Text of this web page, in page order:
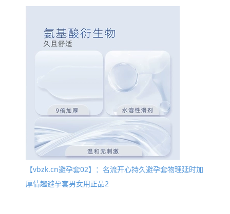
【vbzk.cn避孕套02】：名流开心持久避孕套物理延时加
厚情趣避孕套男女用正品2